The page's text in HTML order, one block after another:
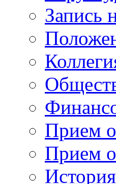
Запись
Прием
Прием